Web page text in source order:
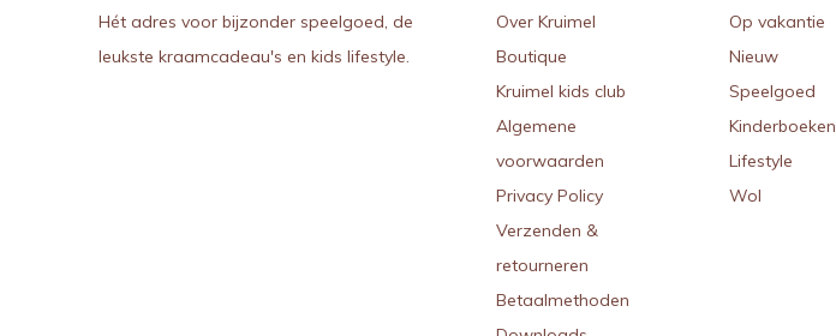
Hét adres voor bijzonder speelgoed, de
leukste kraamcadeau's en kids lifestyle.
Over Kruimel
Boutique
Kruimel kids club
Algemene
voorwaarden
Privacy Policy
Verzenden &
retourneren
Betaalmethoden
Op vakantie
Nieuw
Speelgoed
Kinderboeken
Lifestyle
Wol